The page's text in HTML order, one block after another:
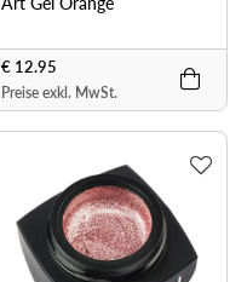
€ 12.95
Preise exkl. MwSt.